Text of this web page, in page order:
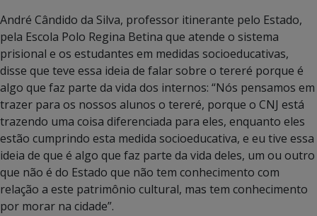
André Cândido da Silva, professor itinerante pelo Estado,
pela Escola Polo Regina Betina que atende o sistema
prisional e os estudantes em medidas socioeducativas,
disse que teve essa ideia de falar sobre o tereré porque é
algo que faz parte da vida dos internos: “Nós pensamos em
trazer para os nossos alunos o tereré, porque o CNJ está
trazendo uma coisa diferenciada para eles, enquanto eles
estão cumprindo esta medida socioeducativa, e eu tive essa
ideia de que é algo que faz parte da vida deles, um ou outro
que não é do Estado que não tem conhecimento com
relação a este patrimônio cultural, mas tem conhecimento
por morar na cidade”.